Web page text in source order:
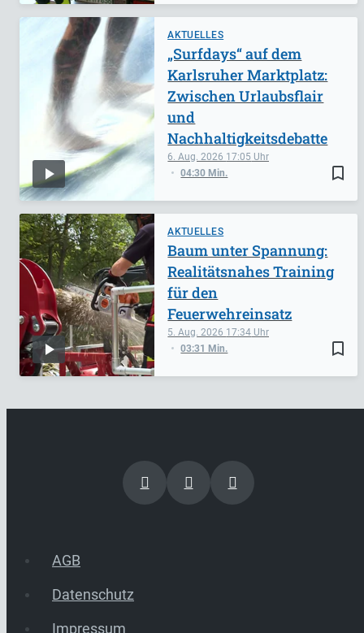
AKTUELLES
bookmark_border
6. Aug. 2026 17:05
04:30 Min.
„Surfdays“ auf dem
Karlsruher Marktplatz:
Zwischen Urlaubsflair
und
Nachhaltigkeitsdebatte
AKTUELLES
bookmark_border
5. Aug. 2026 17:34
03:31 Min.
Baum unter Spannung:
Realitätsnahes Training
für den
Feuerwehreinsatz
AGB
Datenschutz
Impressum